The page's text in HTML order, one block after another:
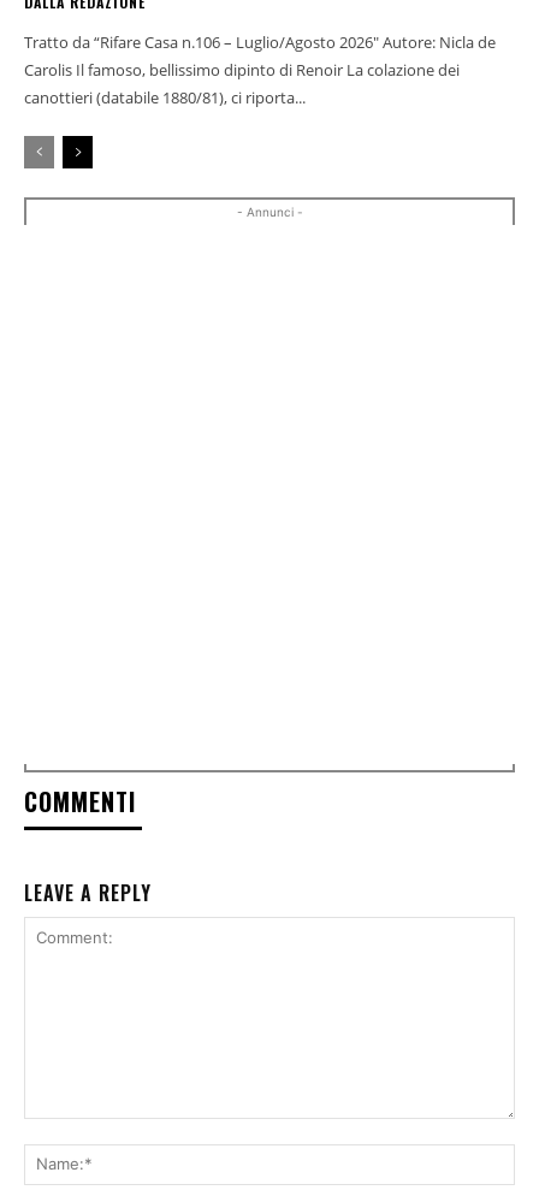
Tratto da “Rifare Casa n.106 – Luglio/Agosto 2026" Autore: Nicla de
Carolis Il famoso, bellissimo dipinto di Renoir La colazione dei
canottieri (databile 1880/81), ci riporta...
- Annunci -
COMMENTI
LEAVE A REPLY